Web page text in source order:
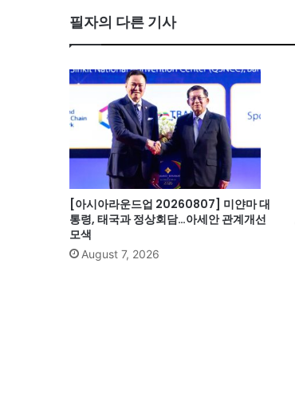
ok
필자의 다른 기사
[아시아라운드업 20260807] 미얀마 대
통령, 태국과 정상회담…아세안 관계개선
모색
August 7, 2026